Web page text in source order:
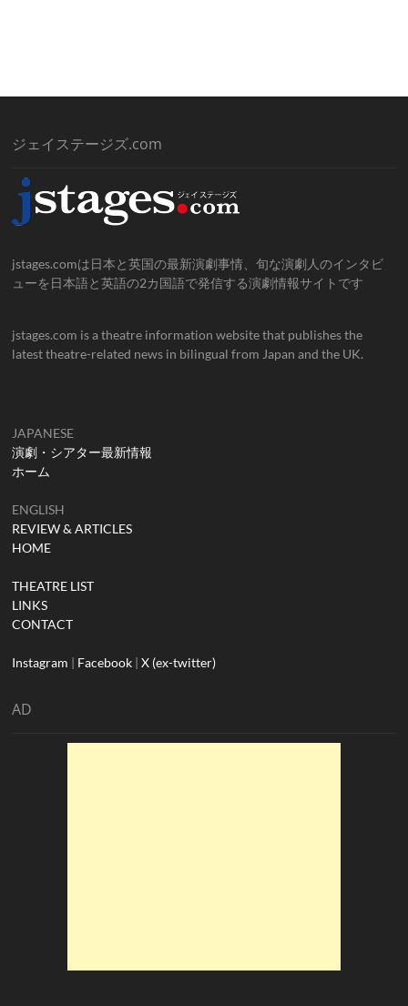
ジェイステージズ.com
jstages.comは日本と英国の最新演劇事情、旬な演劇人のインタビ
ューを日本語と英語の2カ国語で発信する演劇情報サイトです
jstages.com is a theatre information website that publishes the
latest theatre-related news in bilingual from Japan and the UK.
JAPANESE
演劇・シアター最新情報
ホーム
ENGLISH
REVIEW & ARTICLES
HOME
THEATRE LIST
LINKS
CONTACT
Instagram | Facebook |X (ex-twitter)
AD